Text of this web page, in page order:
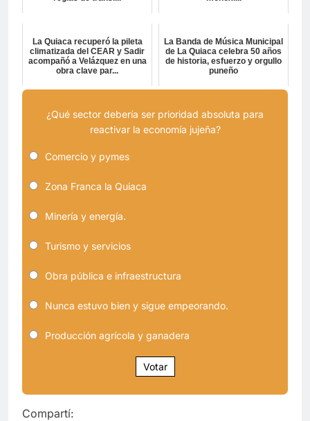
La Quiaca recuperó la pileta
climatizada del CEAR y Sadir
acompañó a Velázquez en una
obra clave par...
La Banda de Música Municipal
de La Quiaca celebra 50 años
de historia, esfuerzo y orgullo
puneño
¿Qué sector debería ser prioridad absoluta para
reactivar la economía jujeña?
Comercio y pymes
Zona Franca la Quiaca
Minería y energía.
Turismo y servicios
Obra pública e infraestructura
Nunca estuvo bien y sigue empeorando.
Producción agrícola y ganadera
Votar
Compartí: